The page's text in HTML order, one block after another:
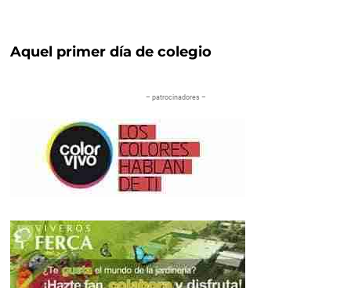
Aquel primer día de colegio
– patrocinadores –